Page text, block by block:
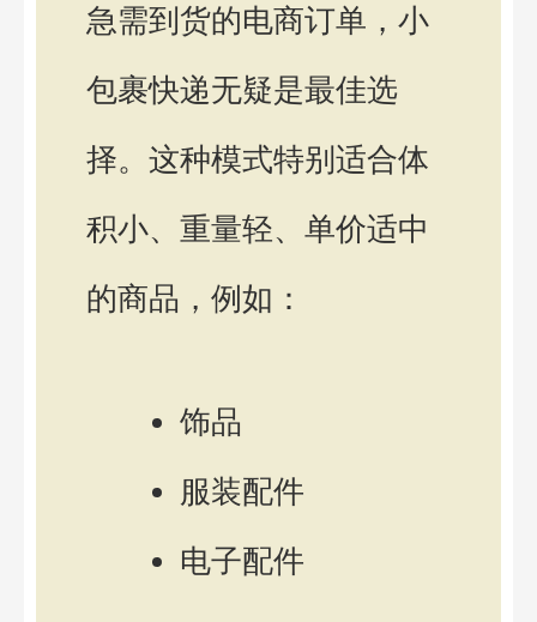
急需到货的电商订单，小
包裹快递无疑是最佳选
择。这种模式特别适合体
积小、重量轻、单价适中
的商品，例如：
饰品
服装配件
电子配件